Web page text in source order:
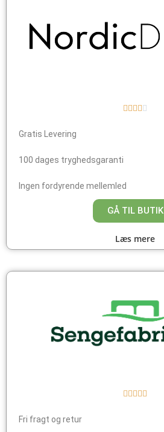
    
Gratis Levering
100 dages tryghedsgaranti
Ingen fordyrende mellemled
GÅ TIL BUTIK
Læs mere
    
Fri fragt og retur